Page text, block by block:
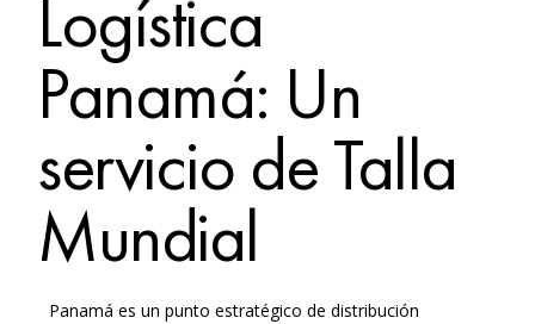
Logística
Panamá: Un
servicio de Talla
Mundial
Panamá es un punto estratégico de distribución